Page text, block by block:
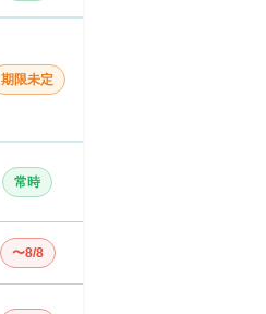
期限未定
常時
〜8/8